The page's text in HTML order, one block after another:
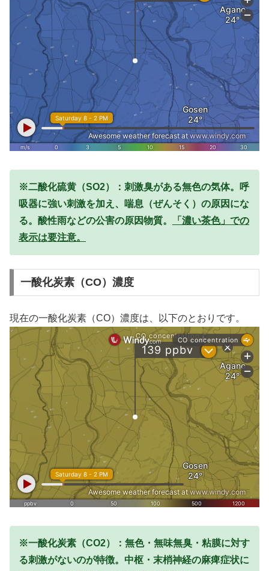
※二酸化硫黄（SO2）：刺激臭がある無色の気体。呼
吸器に強い刺激を加え、喘息（ぜんそく）の原因にな
る。酸性雨などの公害の原因物質。
「濃い茶色」での
表示は要注意。
一酸化炭素（CO）濃度
現在の一酸化炭素（CO）濃度は、以下のとおりです。
※一酸化炭素（CO2）：無色・無味無臭・粘膜に対す
る刺激がないのが特徴。中枢・末梢神経の麻痺症状に